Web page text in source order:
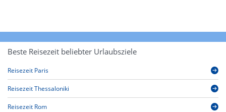
Beste Reisezeit beliebter Urlaubsziele
Reisezeit Paris
Reisezeit Thessaloniki
Reisezeit Rom